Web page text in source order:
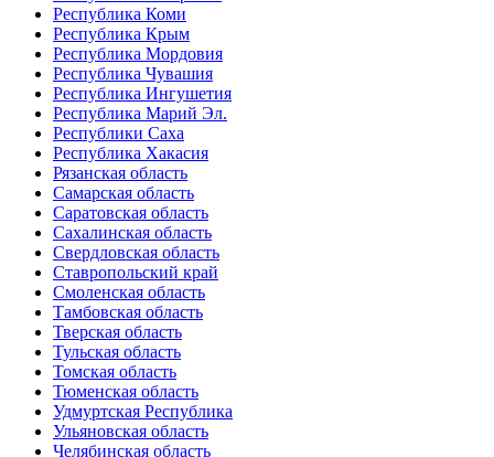
Республика Коми
Республика Крым
Республика Мордовия
Республика Чувашия
Республика Ингушетия
Республика Марий Эл.
Республики Саха
Республика Хакасия
Рязанская область
Самарская область
Саратовская область
Сахалинская область
Свердловская область
Ставропольский край
Смоленская область
Тамбовская область
Тверская область
Тульская область
Томская область
Тюменская область
Удмуртская Республика
Ульяновская область
Челябинская область